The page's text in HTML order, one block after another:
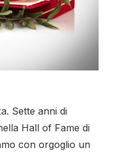
Sette anni di
Hall of Fame di
con orgoglio un